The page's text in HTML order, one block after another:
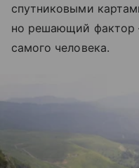
спутниковыми
но решающий фактор
самого человека.